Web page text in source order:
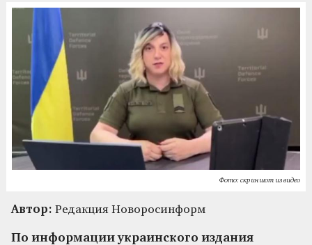
Фото: скриншот из видео
Автор: Редакция Новоросинформ
По информации украинского издания